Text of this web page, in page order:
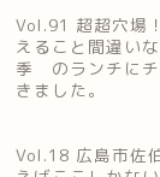
Vol.91 超超穴場
えること間違い
季 のランチにチ
きました。
Vol.18 広島市佐